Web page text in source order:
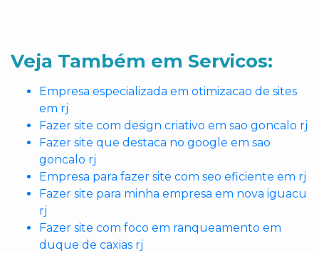
Veja Também em Servicos:
Empresa especializada em otimizacao de sites
em rj
Fazer site com design criativo em sao goncalo rj
Fazer site que destaca no google em sao
goncalo rj
Empresa para fazer site com seo eficiente em rj
Fazer site para minha empresa em nova iguacu
rj
Fazer site com foco em ranqueamento em
duque de caxias rj